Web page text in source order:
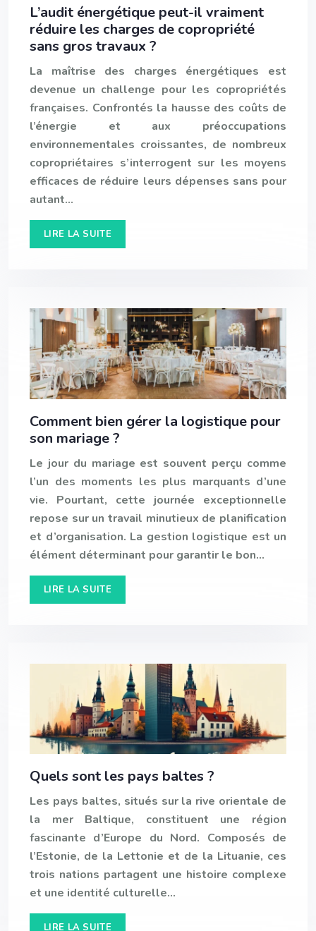
L’audit énergétique peut-il vraiment
réduire les charges de copropriété
sans gros travaux ?
La maîtrise des charges énergétiques est
devenue un challenge pour les copropriétés
françaises. Confrontés la hausse des coûts de
l’énergie et aux préoccupations
environnementales croissantes, de nombreux
copropriétaires s’interrogent sur les moyens
efficaces de réduire leurs dépenses sans pour
autant…
LIRE LA SUITE
Comment bien gérer la logistique pour
son mariage ?
Le jour du mariage est souvent perçu comme
l’un des moments les plus marquants d’une
vie. Pourtant, cette journée exceptionnelle
repose sur un travail minutieux de planification
et d’organisation. La gestion logistique est un
élément déterminant pour garantir le bon…
LIRE LA SUITE
Quels sont les pays baltes ?
Les pays baltes, situés sur la rive orientale de
la mer Baltique, constituent une région
fascinante d’Europe du Nord. Composés de
l’Estonie, de la Lettonie et de la Lituanie, ces
trois nations partagent une histoire complexe
et une identité culturelle…
LIRE LA SUITE